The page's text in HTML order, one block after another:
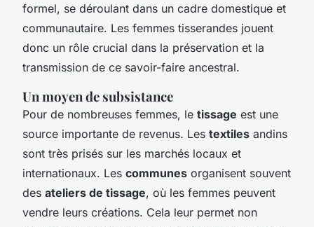
formel, se déroulant dans un cadre domestique et
communautaire. Les femmes tisserandes jouent
donc un rôle crucial dans la préservation et la
transmission de ce savoir-faire ancestral.
Un moyen de subsistance
Pour de nombreuses femmes, le tissage est une
source importante de revenus. Les textiles andins
sont très prisés sur les marchés locaux et
internationaux. Les communes organisent souvent
des ateliers de tissage, où les femmes peuvent
vendre leurs créations. Cela leur permet non